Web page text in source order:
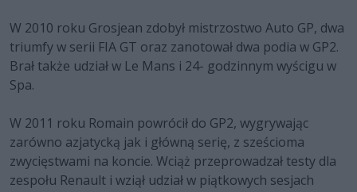
W 2010 roku Grosjean zdobył mistrzostwo Auto GP, dwa
triumfy w serii FIA GT oraz zanotował dwa podia w GP2.
Brał także udział w Le Mans i 24- godzinnym wyścigu w
Spa.
W 2011 roku Romain powrócił do GP2, wygrywając
zarówno azjatycką jak i główną serię, z sześcioma
zwycięstwami na koncie. Wciąż przeprowadzał testy dla
zespołu Renault i wziął udział w piątkowych sesjach